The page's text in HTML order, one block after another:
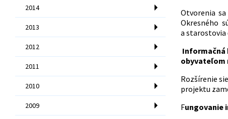
2014
2013
2012
2011
2010
2009
Otvorenia
Okresného
a
Informačná
obyvateľom
Rozšírenie
projektu
Fungovanie